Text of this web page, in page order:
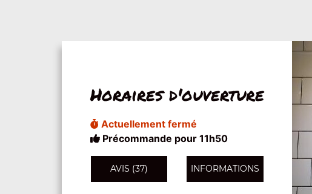
Horaires d'ouverture
Actuellement fermé
Précommande pour 11h50
AVIS (37) INFORMATIONS